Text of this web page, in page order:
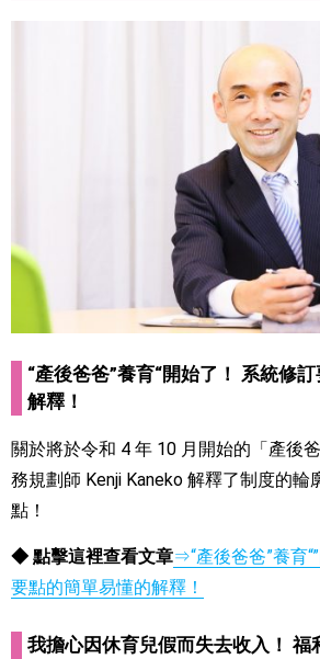
“產後爸爸”養育“開始了！ 系統修
解釋！
關於將於令和 4 年 10 月開始的「產後
務規劃師 Kenji Kaneko 解釋了制度的輪
點 ！
◆ 點擊這裡查看文章⇒“產後爸爸”養育
要點的簡單易懂的解釋！
我擔心因休育兒假而失去收入！ 福